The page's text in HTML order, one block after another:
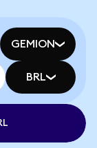
GEMION
BRL